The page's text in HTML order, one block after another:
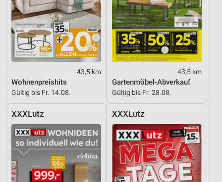
43,5 km
Wohnenpreishits
Gültig bis Fr. 14.08.
43,5 km
Gartenmöbel-Abverkauf
Gültig bis Fr. 28.08.
XXXLutz XXXLutz